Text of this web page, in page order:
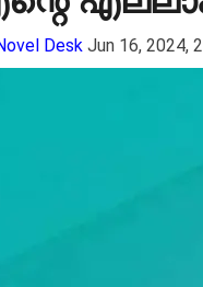
Desk Jun 16, 2024,